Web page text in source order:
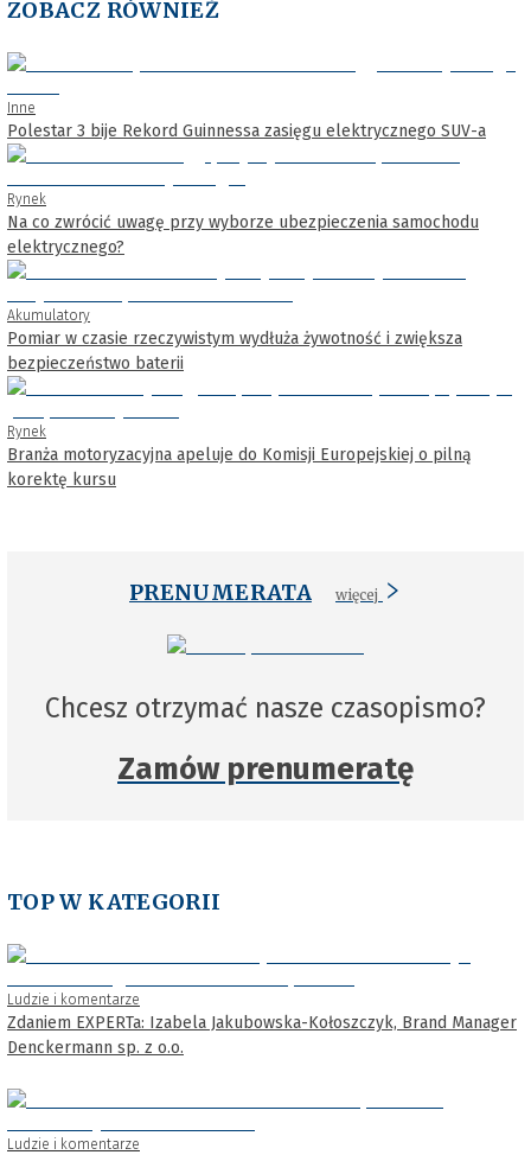
ZOBACZ RÓWNIEŻ
Inne
Polestar 3 bije Rekord Guinnessa zasięgu elektrycznego SUV-a
Rynek
Na co zwrócić uwagę przy wyborze ubezpieczenia samochodu
elektrycznego?
Akumulatory
Pomiar w czasie rzeczywistym wydłuża żywotność i zwiększa
bezpieczeństwo baterii
Rynek
Branża motoryzacyjna apeluje do Komisji Europejskiej o pilną
korektę kursu
PRENUMERATA więcej
Chcesz otrzymać nasze czasopismo?
Zamów prenumeratę
TOP W KATEGORII
Ludzie i komentarze
Zdaniem EXPERTa: Izabela Jakubowska-Kołoszczyk, Brand Manager
Denckermann sp. z o.o.
Ludzie i komentarze